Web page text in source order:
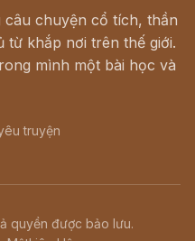
câu chuyện cổ tích, thần
từ khắp nơi trên thế giới.
mình một bài học và
truyện
quyền được bảo lưu.